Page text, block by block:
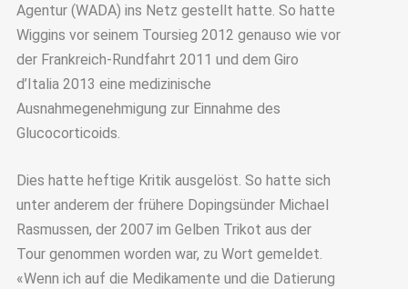
Agentur (WADA) ins Netz gestellt hatte. So hatte
Wiggins vor seinem Toursieg 2012 genauso wie vor
der Frankreich-Rundfahrt 2011 und dem Giro
d’Italia 2013 eine medizinische
Ausnahmegenehmigung zur Einnahme des
Glucocorticoids.
Dies hatte heftige Kritik ausgelöst. So hatte sich
unter anderem der frühere Dopingsünder Michael
Rasmussen, der 2007 im Gelben Trikot aus der
Tour genommen worden war, zu Wort gemeldet.
«Wenn ich auf die Medikamente und die Datierung